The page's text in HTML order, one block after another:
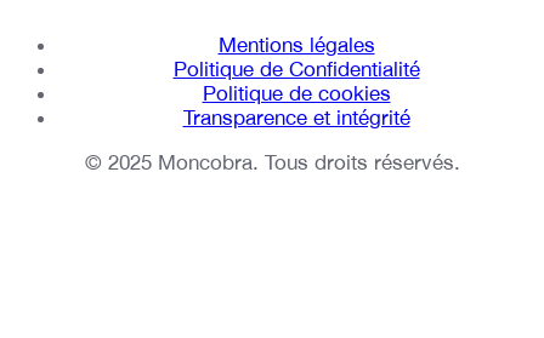
Mentions légales
Politique de Confidentialité
Politique de cookies
Transparence et intégrité
© 2025 Moncobra. Tous droits réservés.